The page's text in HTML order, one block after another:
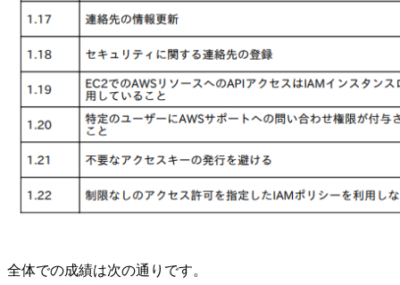
全体での成績は次の通りです。